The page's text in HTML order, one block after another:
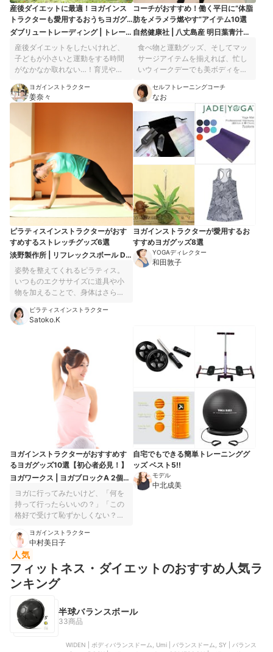
産後ダイエットに最適！ヨガインス
トラクターも愛用するおうちヨガグ
ッズ7選
ダブリュートレーディング | トレーニ
ングチューブ ゴムバンド
産後ダイエットをしたいけれど、
子どもが小さいと運動をする時間
がなかなか取れない…！育児や家
ちヨガを深めるグッズを紹介しま
す。 忙しい毎日の中で、スキマ時
ているとき、テレビをみていると
もありますよ。 私自身も妊娠中に
体重が12kg増えたのですが、出産
後に自宅で少しずつヨガをするこ
とでスルッと妊娠前の体重に戻す
ことができました。自分自身の身
体で試行錯誤しながら、本当に使
ヨガインストラクター
姜奈々
コーチがおすすめ！働く平日に“体脂
肪をメラメラ燃やす“アイテム10選
自然健康社 | 八丈島産 明日葉青汁粉
食べ物と運動グッズ、そしてマッ
サージアイテムを揃えれば、忙し
いウィークデーでも美ボディを目
ることができます！ 朝のエネルギ
ーチャージで代謝を高めれば、同
じ生活でも消費できるエネルギー
が大幅にUP！仕事中も小腹が減っ
たら我慢しなくてOKです！上手に
間食をして「美肌とメリハリボデ
ィ」に欠かせない栄養素を取り入
れましょう。 帰宅したら短時間で
サクッと体脂肪を燃焼させる有酸
素運動を。入浴後はマッサージで
溜まった疲労と老廃物をごっそり
流せば、翌朝にむくみを残さず小
顔&amp;美脚が実現します。一緒
にセルフトレーニング、しちゃい
ましょ♪
セルフトレーニングコーチ
なお
ピラティスインストラクターがおす
すめするストレッチグッズ6選
淡野製作所 | リフレックスボール D-
5965
姿勢を整えてくれるピラティス。
いつものエクササイズに道具や小
物を加えることで、身体はさらに
新鮮な空気をたくさん取り込むこ
とができます。効果的なワークア
に近づくいちばんの早道。 今回は
ピラティスインストラクターであ
る私が、エクササイズの効果をよ
り高めるおすすめのグッズをご紹
介します。優しい音色を聞きなが
ら、オイルマッサージでケアをす
るのも気持ちが安らぐひととき。
身体と心を深く癒しながら本来あ
るべき姿勢へと近づけてくれる、
そんなアイテムばかり揃えまし
た。ぜひ参考になさってくださ
い！
ピラティスインストラクター
Satoko.K
ヨガインストラクターが愛用するお
すすめヨガグッズ8選
YOGAディレクター
和田敦子
ヨガインストラクターがおすすめす
るヨガグッズ10選【初心者必見！】
ヨガワークス | ヨガブロックA 2個セ
ヨガに行ってみたいけど、「何を
持って行ったらいいの？」「この
格好で受けて恥ずかしくない？」
ぱいなもの。そんな一歩踏み出せ
ないあなたに、ヨガインストラク
ターである私がおすすめのグッズ
をご紹介します。 スタジオ・自宅
でヨガを楽しむときに便利なアイ
テムや、このグッズを持っている
ことでYoginiへ一歩前進！という
もの、ヨガの後に食べるとより美
しく健康になれる、愛用のプロテ
きものの「冷え」や「生理のとき
ヨガインストラクター
中村美日子
自宅でもできる簡単トレーニンググ
ッズ ベスト5!!
モデル
中北成美
人気
フィットネス・ダイエットのおすすめ人気ラ
ンキング
半球バランスボール
33商品
WIDEN | ボディバランスドーム, Umi | バランスドーム, SY | バランス